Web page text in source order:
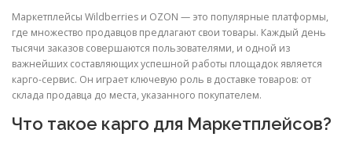
Маркетплейсы Wildberries и OZON — это популярные платформы,
где множество продавцов предлагают свои товары. Каждый день
тысячи заказов совершаются пользователями, и одной из
важнейших составляющих успешной работы площадок является
карго-сервис. Он играет ключевую роль в доставке товаров: от
склада продавца до места, указанного покупателем.
Что такое карго для Маркетплейсов?